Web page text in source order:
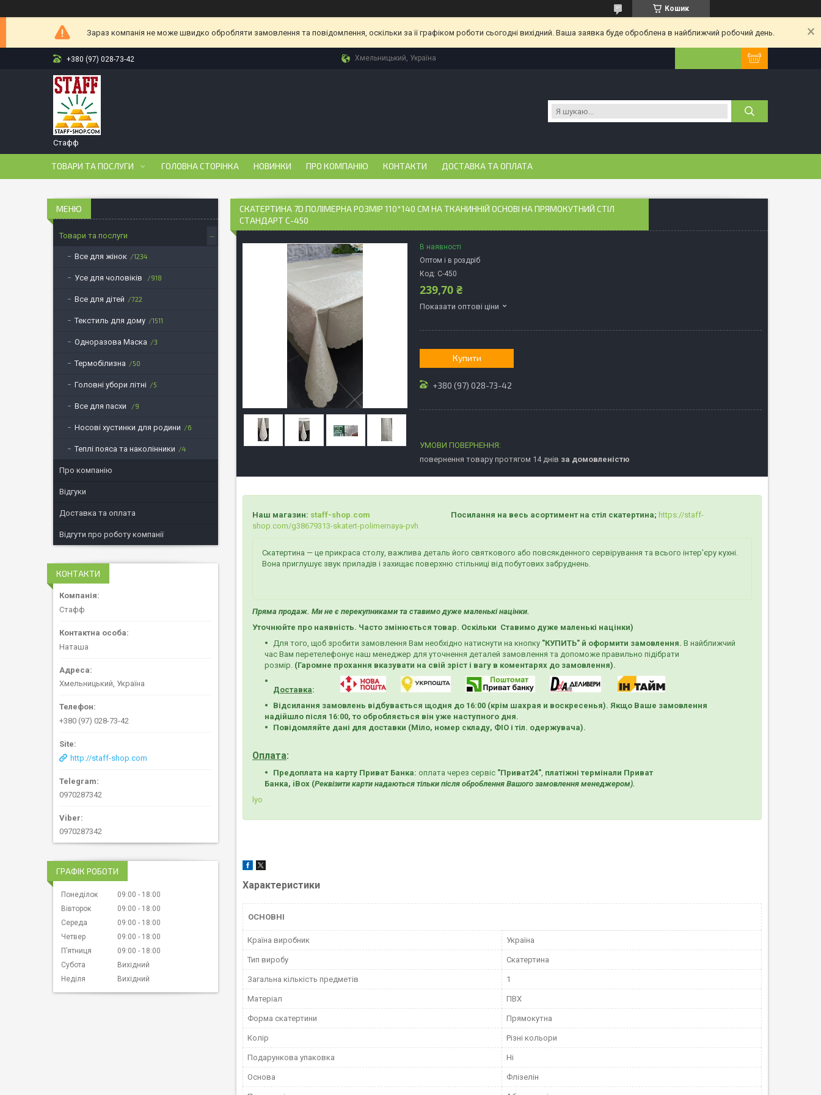
Кошик
Зараз компанія не може швидко обробляти замовлення та повідомлення, оскільки за її графіком роботи сьогодні вихідний. Ваша заявка буде оброблена в найближчий робочий день.
+380 (97) 028-73-42 Хмельницький, Україна
Стафф
ТОВАРИ ТА ПОСЛУГИ ГОЛОВНА СТОРІНКА НОВИНКИ ПРО КОМПАНІЮ КОНТАКТИ ДОСТАВКА ТА ОПЛАТА
СКАТЕРТИНА 7D ПОЛІМЕРНА РОЗМІР 110*140 СМ НА ТКАНИННІЙ ОСНОВІ НА ПРЯМОКУТНИЙ СТІЛ
СТАНДАРТ С-450
В наявності
Оптом і в роздріб
Код: С-450
239,70 ₴
Показати оптові ціни
Купити
+380 (97) 028-73-42
повернення товару протягом 14 днів за домовленістю
Наш магазин: staff-shop.com Посилання на весь асортимент на стіл скатертина; https://staff-
shop.com/g38679313-skatert-polimernaya-pvh
Скатертина — це прикраса столу, важлива деталь його святкового або повсякденного сервірування та всього інтер'єру кухні.
Вона приглушує звук приладів і захищає поверхню стільниці від побутових забруднень.
Пряма продаж. Ми не є перекупниками та ставимо дуже маленькі націнки.
Уточнюйте про наявність. Часто змінюється товар. Оскільки Ставимо дуже маленькі націнки)
Для того, щоб зробити замовлення Вам необхідно натиснути на кнопку "КУПИТЬ" й оформити замовлення. В найближчий
час Вам перетелефонує наш менеджер для уточнення деталей замовлення та допоможе правильно підібрати
розмір. (Гаромне прохання вказувати на свій зріст і вагу в коментарях до замовлення).
Доставка:
Відсилання замовлень відбувається щодня до 16:00 (крім шахрая и воскресенья). Якщо Ваше замовлення
надійшло після 16:00, то обробляється він уже наступного дня.
Повідомляйте дані для доставки (Міло, номер складу, ФІО і тіл. одержувача).
Оплата:
Предоплата на карту Приват Банка: оплата через сервіс "Приват24" платіжні термінали Приват
Банка, iBox (Реквізити карти надаються тільки після оброблення Вашого замовлення менеджером).
lyo
Характеристики
ОСНОВНІ
Країна виробник Україна
Тип виробу Скатертина
Загальна кількість предметів 1
Матеріал ПВХ
Форма скатертини Прямокутна
Колір Різні кольори
Подарункова упаковка Ні
Основа Флізелін
Товари та послуги
Все для жінок 1234
Усе для чоловіків 918
Все для дітей 722
Текстиль для дому 1511
Одноразова Маска 3
Термобілизна 50
Головні убори літні 5
Все для пасхи 9
Носові хустинки для родини 6
Теплі пояса та наколінники 4
Про компанію
Відгуки
Доставка та оплата
Відгути про роботу компанії
КОНТАКТИ
Стафф
Наташа
Хмельницький, Україна
+380 (97) 028-73-42
http://staff-shop.com
0970287342
0970287342
ГРАФІК РОБОТИ
Понеділок 09:00
18:00
Вівторок
09:00
18:00
Середа
09:00
18:00
Четвер
09:00
18:00
Пʼятниця
09:00
18:00
Субота
Вихідний
Неділя
Вихідний